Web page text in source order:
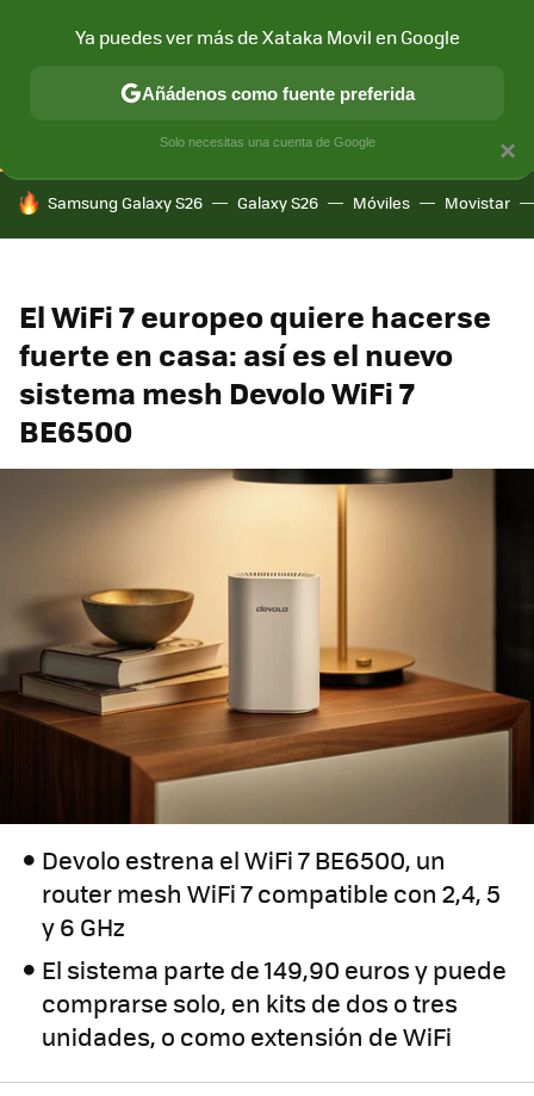
CONECTIVIDAD MÓVIL Y SOCIEDAD APLICACIONES
HOY SE HABLA DE
Samsung Galaxy S26 Galaxy S26 Móviles Movistar
El WiFi 7 europeo quiere hacerse
fuerte en casa: así es el nuevo
sistema mesh Devolo WiFi 7
BE6500
Devolo estrena el WiFi 7 BE6500, un
router mesh WiFi 7 compatible con 2,4, 5
y 6 GHz
El sistema parte de 149,90 euros y puede
comprarse solo, en kits de dos o tres
unidades, o como extensión de WiFi
×
Ya puedes ver más de Xataka Movil en Google
Añádenos como fuente preferida
Solo necesitas una cuenta de Google